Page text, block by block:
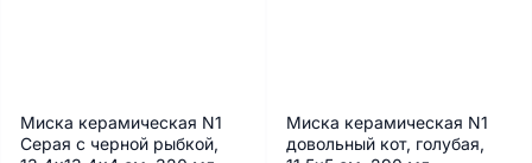
Миска керамическая N1
Серая с черной рыбкой,
Миска керамическая N1
довольный кот, голубая,